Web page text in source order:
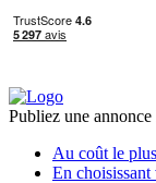
Publiez une annonce
Au coût le
En